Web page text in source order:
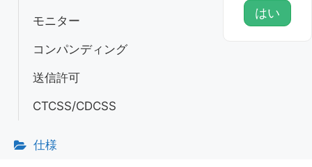
モニター
コンパンディング
送信許可
CTCSS/CDCSS
仕様
はい